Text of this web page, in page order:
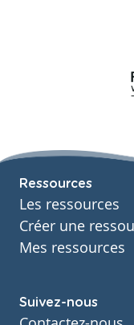
Ressources
Les ressources
Créer une
Mes ressources
Suivez-nous